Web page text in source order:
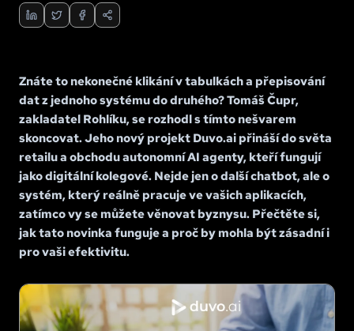
Znáte to nekonečné klikání v tabulkách a přepisování
dat z jednoho systému do druhého? Tomáš Čupr,
zakladatel Rohlíku, se rozhodl s tímto nešvarem
skoncovat. Jeho nový projekt Duvo.ai přináší do světa
retailu a obchodu autonomní AI agenty, kteří fungují
jako digitální kolegové. Nejde jen o další chatbot, ale o
systém, který reálně pracuje ve vašich aplikacích,
zatímco vy se můžete věnovat byznysu. Přečtěte si,
jak tato novinka funguje a proč by mohla být zásadní i
pro vaši efektivitu.